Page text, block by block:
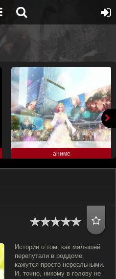
аниме
Истории о том, как малышей
перепутали в роддоме,
кажутся просто нереальными.
И, точно, никому в голову не